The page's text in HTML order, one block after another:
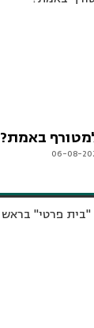
באמת?
06-08-